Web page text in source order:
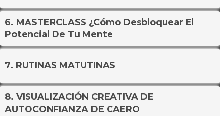
6. MASTERCLASS ¿Cómo Desbloquear El
Potencial De Tu Mente
7. RUTINAS MATUTINAS
8. VISUALIZACIÓN CREATIVA DE
AUTOCONFIANZA DE CAERO